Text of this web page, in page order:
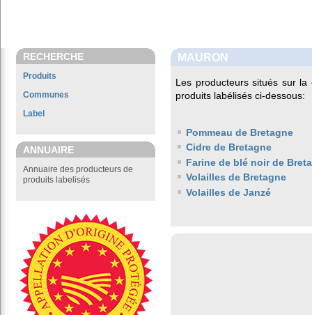
RECHERCHE
Produits
Communes
Label
ANNUAIRE
Annuaire des producteurs de
produits labelisés
MAURON
Les producteurs situés sur
produits labélisés ci-dessous:
Pommeau de Bretagne
Cidre de Bretagne
Farine de blé noir de
Volailles de Bretagne
Volailles de Janzé